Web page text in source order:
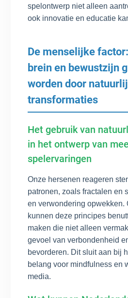
spelontwerp niet alleen
ook innovatie en educatie
De menselijke
brein en bewustzijn
worden door
transformaties
Het gebruik van
in het ontwerp van
spelervaringen
Onze hersenen reageren
patronen, zoals fractalen en
en verwondering opwekken.
kunnen deze principes
maken die niet alleen
gevoel van verbondenheid
bevorderen. Dit sluit aan bij
belang voor mindfulness en
media.